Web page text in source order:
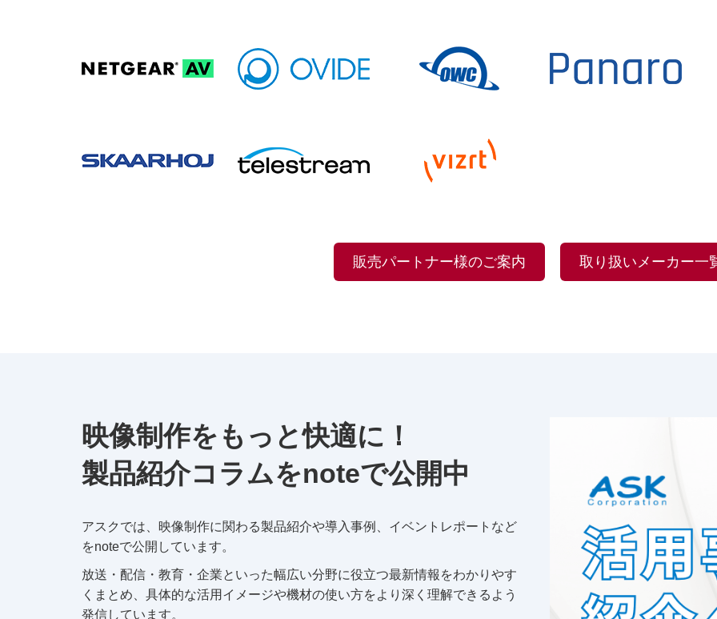
販売パートナー様のご案内 取り扱いメーカー一
映像制作をもっと快適に！
製品紹介コラムをnoteで公開中
アスクでは、映像制作に関わる製品紹介や導入事例、イベントレポートなど
をnoteで公開しています。
放送・配信・教育・企業といった幅広い分野に役立つ最新情報をわかりやす
くまとめ、具体的な活用イメージや機材の使い方をより深く理解できるよう
発信しています。